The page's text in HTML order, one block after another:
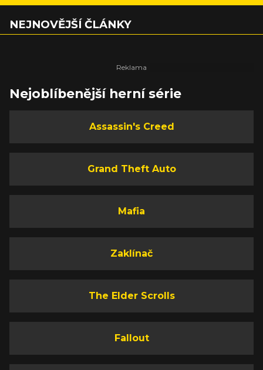
NEJNOVĚJŠÍ ČLÁNKY
Nejoblíbenější herní série
Assassin's Creed
Grand Theft Auto
Mafia
Zaklínač
The Elder Scrolls
Fallout